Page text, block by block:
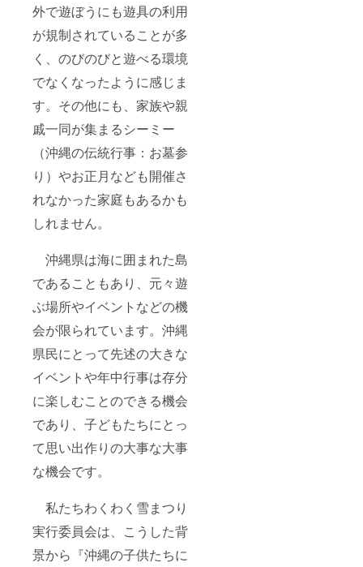
外で遊ぼうにも遊具の利用
が規制されていることが多
く、のびのびと遊べる環境
でなくなったように感じま
す。その他にも、家族や親
戚一同が集まるシーミー
（沖縄の伝統行事：お墓参
り）やお正月なども開催さ
れなかった家庭もあるかも
しれません。
沖縄県は海に囲まれた島
であることもあり、元々遊
ぶ場所やイベントなどの機
会が限られています。沖縄
県民にとって先述の大きな
イベントや年中行事は存分
に楽しむことのできる機会
であり、子どもたちにとっ
て思い出作りの大事な大事
な機会です。
私たちわくわく雪まつり
実行委員会は、こうした背
景から『沖縄の子供たちに